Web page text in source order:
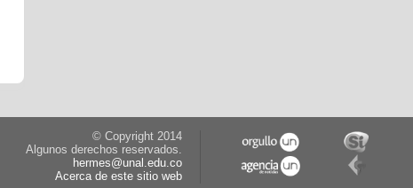
© Copyright 2014
Algunos derechos reservados.
hermes@unal.edu.co
Acerca de este sitio web